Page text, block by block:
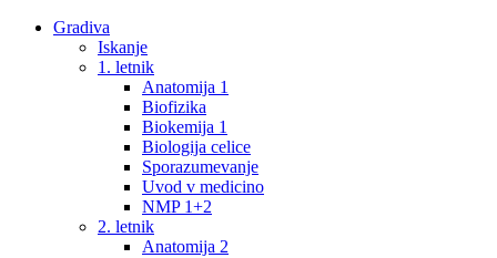
Gradiva
Iskanje
1. letnik
Anatomija 1
Biofizika
Biokemija 1
Biologija celice
Sporazumevanje
Uvod v medicino
NMP 1+2
2. letnik
Anatomija 2